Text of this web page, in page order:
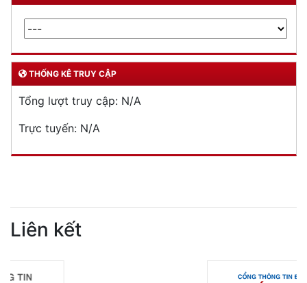
THỐNG KÊ TRUY CẬP
Tổng lượt truy cập: N/A
Trực tuyến: N/A
Liên kết